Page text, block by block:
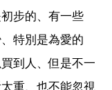
步的、有一些
特別是為愛的
到人、但是不一
重、也不能忽視